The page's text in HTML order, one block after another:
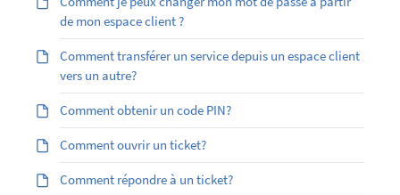
de mon espace client ?
Comment transférer un service depuis un espace client
vers un autre?
Comment obtenir un code PIN?
Comment ouvrir un ticket?
Comment répondre à un ticket?